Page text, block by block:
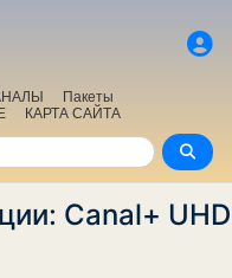
Пакеты
КАРТА САЙТА
Canal+ UHD